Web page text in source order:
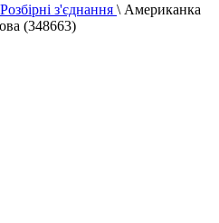
Розбірні з'єднання \ Американка
(348663)